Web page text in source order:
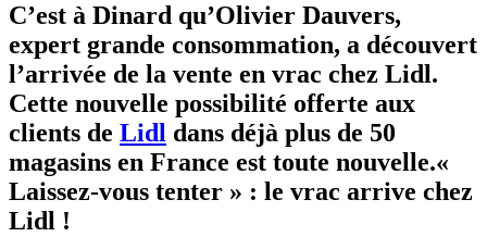
C’est à Dinard qu’Olivier Dauvers,
expert grande consommation, a découvert
l’arrivée de la vente en vrac chez Lidl.
Cette nouvelle possibilité offerte aux
clients de Lidl dans déjà plus de 50
magasins en France est toute nouvelle.«
Laissez-vous tenter » : le vrac arrive chez
Lidl !